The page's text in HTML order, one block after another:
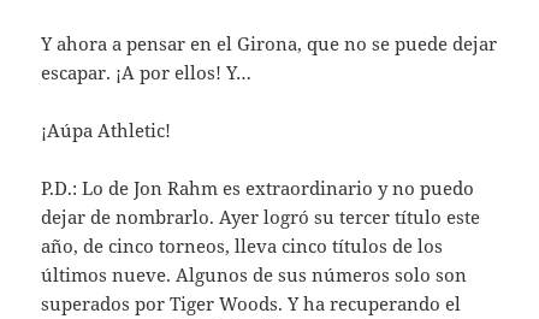
Y ahora a pensar en el Girona, que no se puede dejar
escapar. ¡A por ellos! Y…
¡Aúpa Athletic!
P.D.: Lo de Jon Rahm es extraordinario y no puedo
dejar de nombrarlo. Ayer logró su tercer título este
año, de cinco torneos, lleva cinco títulos de los
últimos nueve. Algunos de sus números solo son
superados por Tiger Woods. Y ha recuperando el